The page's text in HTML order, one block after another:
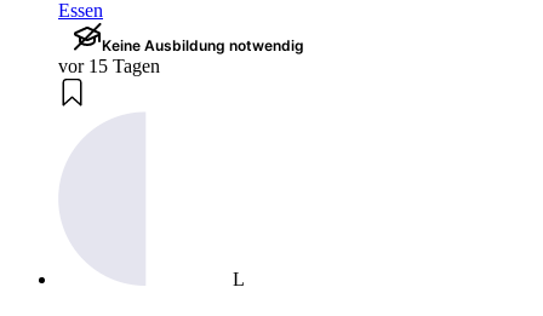
Essen
Keine Ausbildung notwendig
vor 15 Tagen
L